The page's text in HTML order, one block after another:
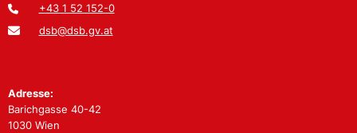
+43 1 52 152-0
dsb@dsb.gv.at
Adresse:
Barichgasse 40-42
1030 Wien